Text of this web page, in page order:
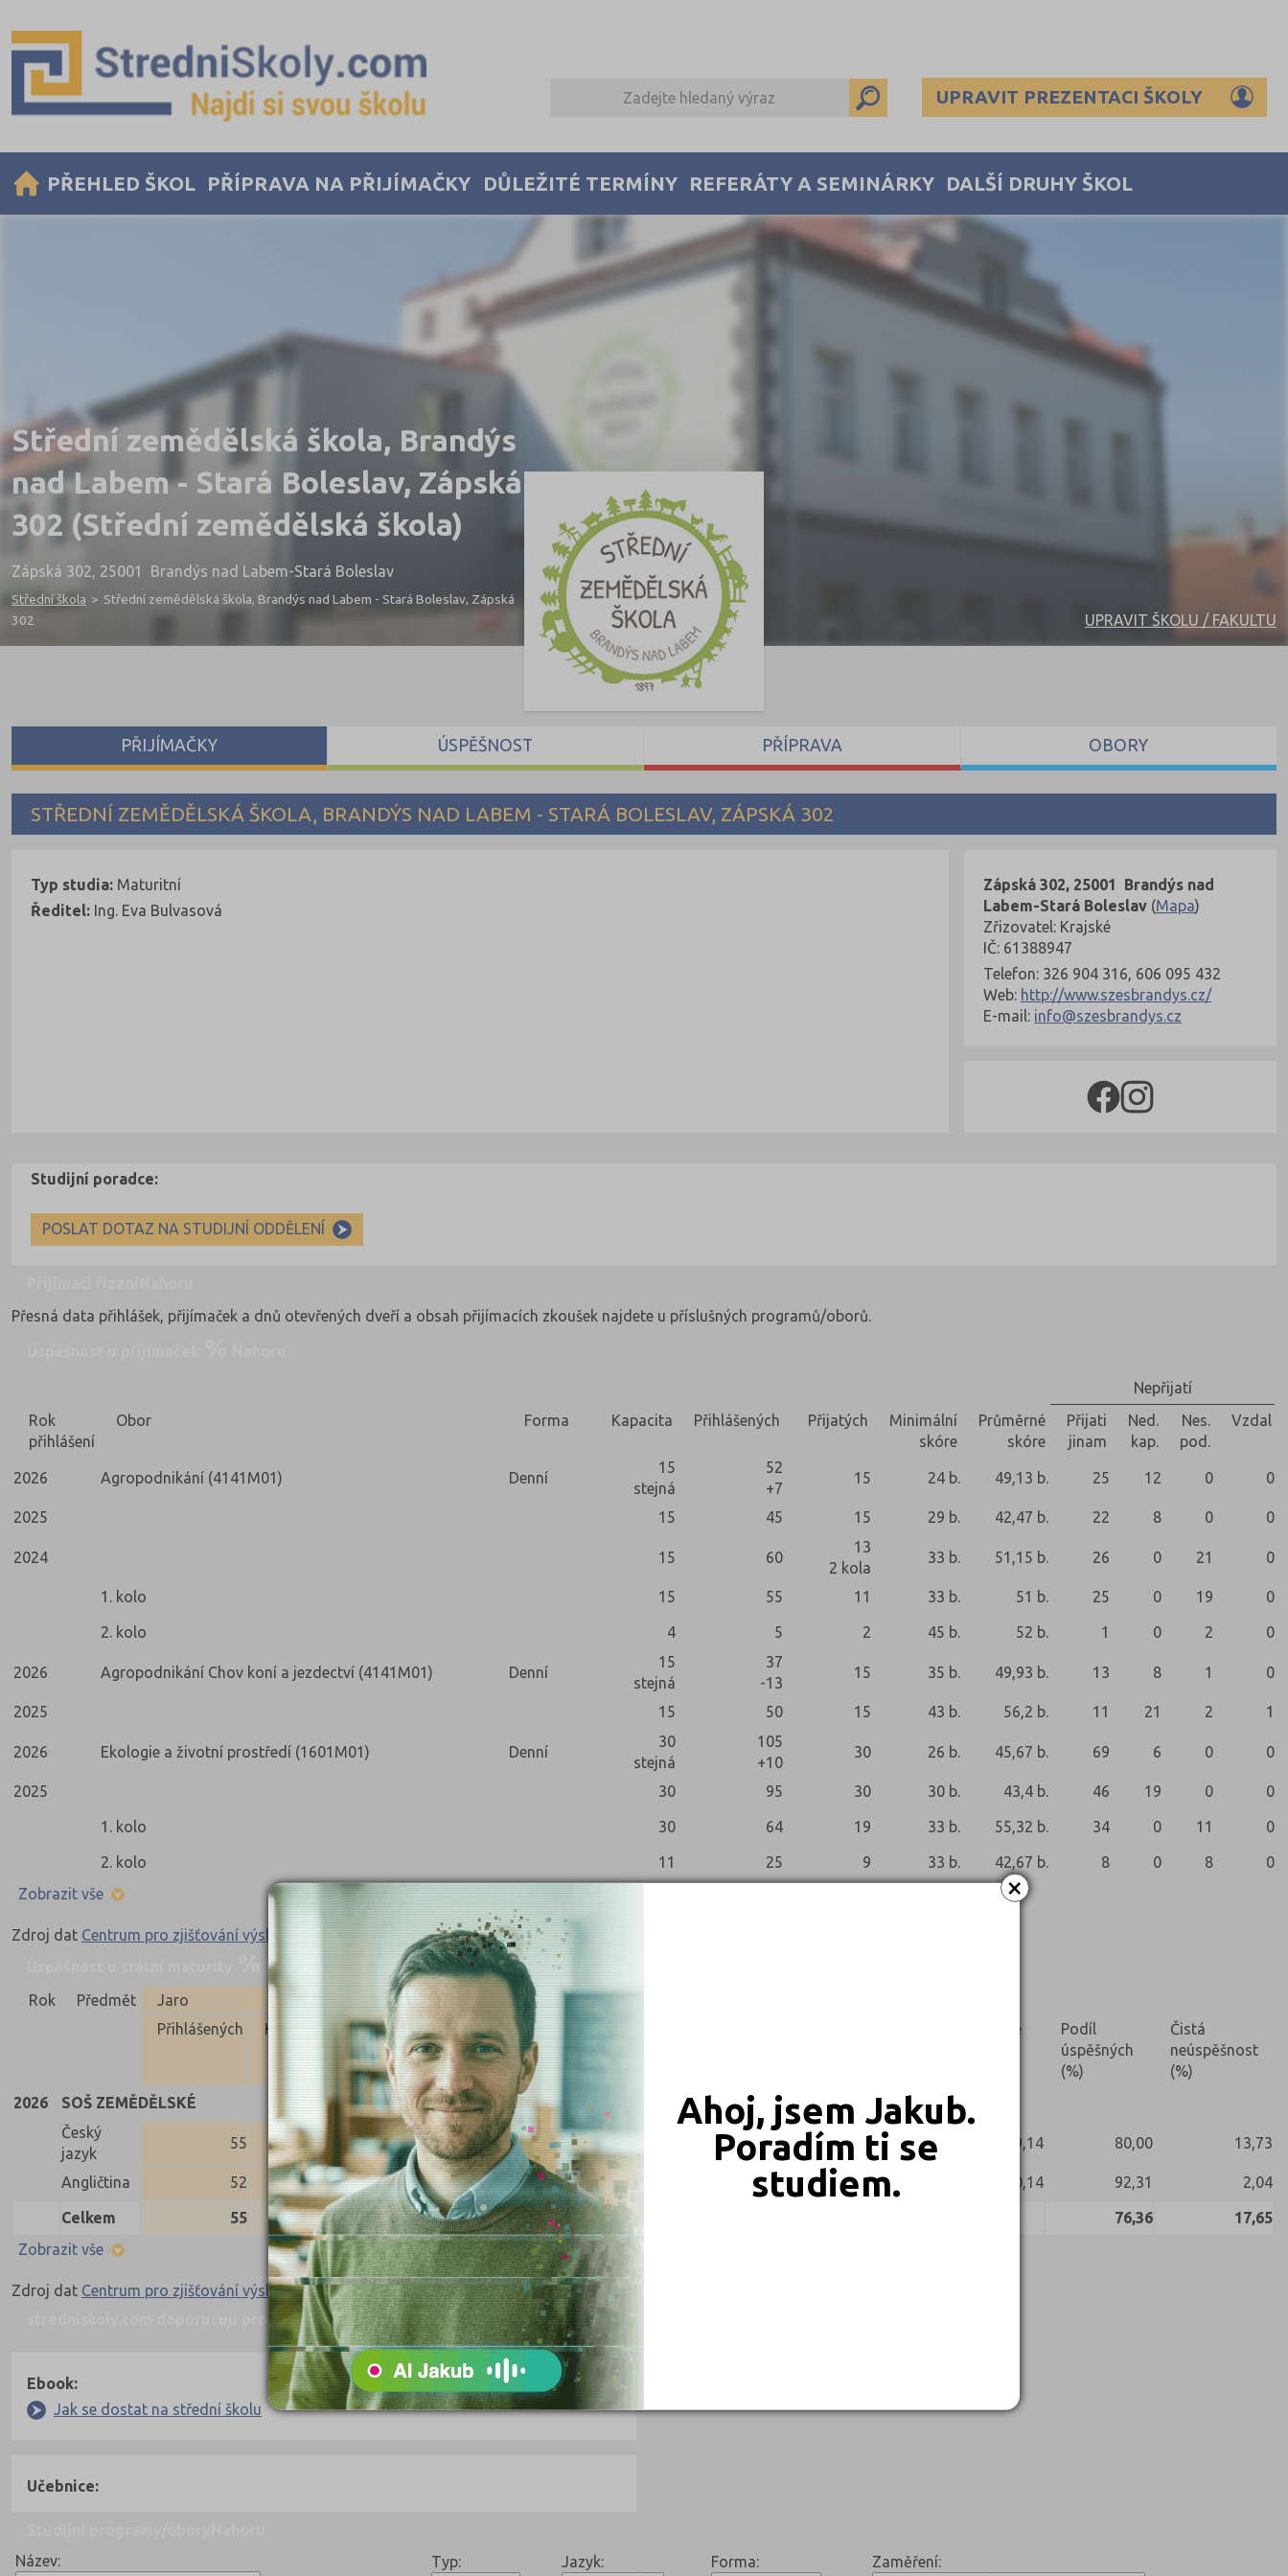
×
Ahoj, jsem Jakub.
Poradím ti se
studiem.
UPRAVIT PREZENTACI ŠKOLY
PŘEHLED ŠKOL PŘÍPRAVA NA PŘIJÍMAČKY DŮLEŽITÉ TERMÍNY REFERÁTY A SEMINÁRKY DALŠÍ DRUHY ŠKOL
Střední zemědělská škola, Brandýs
nad Labem - Stará Boleslav, Zápská
302 (Střední zemědělská škola)
Zápská 302, 25001 Brandýs nad Labem-Stará Boleslav
Střední škola > Střední zemědělská škola, Brandýs nad Labem - Stará Boleslav, Zápská
302
UPRAVIT ŠKOLU / FAKULTU
STŘEDNÍ ZEMĚDĚLSKÁ ŠKOLA, BRANDÝS NAD LABEM - STARÁ BOLESLAV, ZÁPSKÁ 302
Zápská 302, 25001 Brandýs nad
Labem-Stará Boleslav (Mapa)
Zřizovatel: Krajské
IČ: 61388947
Telefon: 326 904 316, 606 095 432
Web: http://www.szesbrandys.cz/
E-mail: info@szesbrandys.cz
Typ studia: Maturitní
Ředitel: Ing. Eva Bulvasová
Studijní poradce:
POSLAT DOTAZ NA STUDIJNÍ ODDĚLENÍ
PŘIJÍMAČKY ÚSPĚŠNOST PŘÍPRAVA OBORY
Přesná data přihlášek, přijímaček a dnů otevřených dveří a obsah přijímacích zkoušek najdete u příslušných programů/oborů.
Nepřijatí
Rok
přihlášení
Obor Forma Kapacita Přihlášených Přijatých
Minimální
skóre
Průměrné
skóre
Přijati
jinam
Ned.
kap.
Nes.
pod.
Vzdal
2026 Agropodnikání (4141M01) Denní
15
stejná
52
+7
15 24 b. 49,13 b. 25 12 0 0
2025 15 45 15 29 b. 42,47 b. 22 8 0 0
2024 15 60
13
2 kola
33 b. 51,15 b. 26 0 21 0
1. kolo 15 55 11 33 b. 51 b. 25 0 19 0
2. kolo 4 5 2 45 b. 52 b. 1 0 2 0
2026 Agropodnikání Chov koní a jezdectví (4141M01) Denní
15
stejná
37
-13
15 35 b. 49,93 b. 13 8 1 0
2025 15 50 15 43 b. 56,2 b. 11 21 2 1
2026 Ekologie a životní prostředí (1601M01) Denní
30
stejná
105
+10
30 26 b. 45,67 b. 69 6 0 0
2025 30 95 30 30 b. 43,4 b. 46 19 0 0
1. kolo 30 64 19 33 b. 55,32 b. 34 0 11 0
2. kolo 11 25 9 33 b. 42,67 b. 8 0 8
0
Zobrazit vše
Zdroj dat Centrum pro zjišťování výsledků vzdělávání
Nahoru
Rok
Předmět Jaro
Celkem (jaro i podzim)
Přihlášených
Konali Uspěli Neuspěli Nekonali Přihlášených
Prúměrné
Podíl
úspěšných
(%)
Čistá
neúspěšnost
(%)
2026
SOŠ ZEMĚDĚLSKÉ
Český
jazyk
55 51 44 7 4 59,14 80,00 13,73
Angličtina 52 49 48 1 3 80,14 92,31 2,04
Celkem 55 51 42 9 4 76,36
17,65
Zobrazit vše
Zdroj dat Centrum pro zjišťování výsledků vzdělávání
stredniskoly.com doporučují pro přípravuNahoru
Ebook:
Jak se dostat na střední školu
Učebnice:
Název:
Typ: Jazyk: Forma: Zaměření: